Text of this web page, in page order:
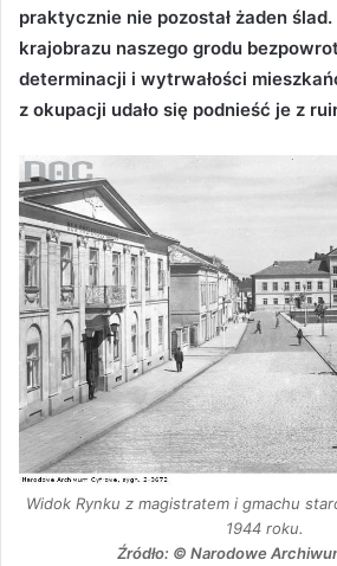
praktycznie nie pozostał żaden ślad.
krajobrazu naszego grodu
determinacji i wytrwałości
z okupacji udało się podnieść je z
Widok Rynku z magistratem i gmachu
1944 roku.
Źródło: © Narodowe